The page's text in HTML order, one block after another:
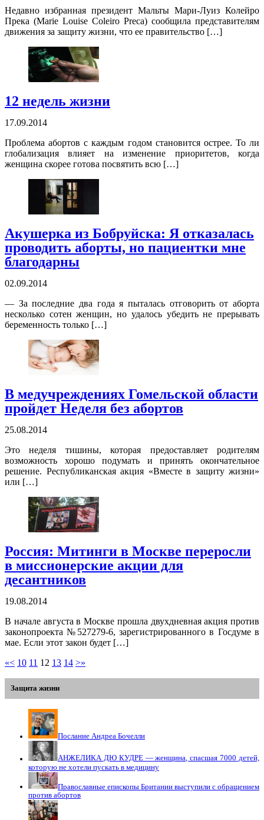
Недавно избранная президент Мальты Мари-Луиз Колейро
Прека (Marie Louise Coleiro Preca) сообщила представителям
движения за защиту жизни, что ее правительство […]
12 недель жизни
17.09.2014
Проблема абортов с каждым годом становится острее. То ли
глобализация влияет на изменение приоритетов, когда
женщина скорее готова посвятить всю […]
Акушерка из Бобруйска: Я отказалась
проводить аборты, но пациентки мне
благодарны
02.09.2014
— За последние два года я пыталась отговорить от аборта
несколько сотен женщин, но удалось убедить не прерывать
беременность только […]
В медучреждениях Гомельской области
пройдет Неделя без абортов
25.08.2014
Это неделя тишины, которая предоставляет родителям
возможность хорошо подумать и принять окончательное
решение. Республиканская акция «Вместе в защиту жизни»
или […]
Россия: Митинги в Москве переросли
в миссионерские акции для
десантников
19.08.2014
В начале августа в Москве прошла двухдневная акция против
законопроекта №527279-6, зарегистрированного в Госдуме в
мае. Если этот закон будет […]
«< 10 11 12 13 14 >»
Защита жизни
Послание Андреа Бочелли
АНЖЕЛИКА ДЮ КУДРЕ — женщина, спасшая 7000 детей,
которую не хотели пускать в медицину
Православные епископы Британии выступили с обращением
против абортов